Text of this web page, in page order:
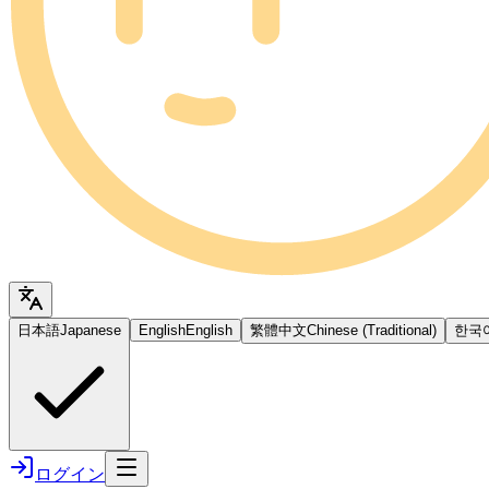
日本語Japanese EnglishEnglish 繁體中文Chinese (Traditional) 한국
ログイン